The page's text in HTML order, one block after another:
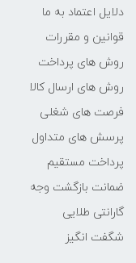
دلایل اعتماد به ما
قوانین و مقررات
روش های پرداخت
روش های ارسال کالا
فرصت های شغلی
پرسش های متداول
پرداخت مستقیم
ضمانت بازگشت وجه
گارانتی طلایی
شگفت انگیز